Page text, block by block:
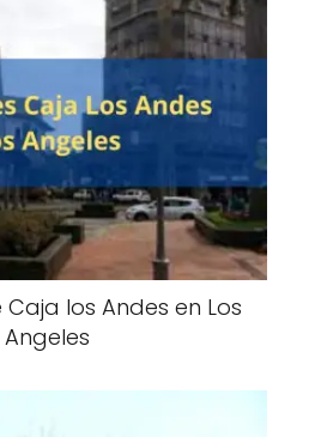
los Andes en Los
Angeles